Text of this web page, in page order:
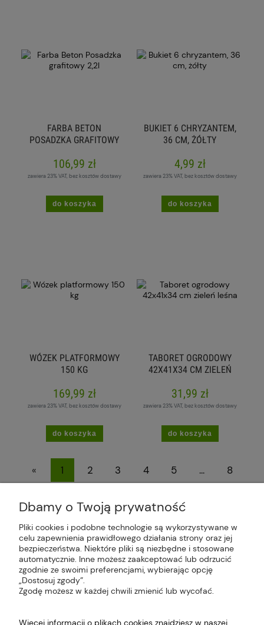
FARBA BETON
POSADZKA GRAFITOWY
106,99 zł
zawiera 23% VAT, bez kosztów dostawy
do koszyka
BUKIET 6 CHRYZANTEM,
36 CM, ŻÓŁTY
4,99 zł
zawiera 23% VAT, bez kosztów dostawy
do koszyka
WÓZEK PLATFORMOWY
150 KG
169,99 zł
zawiera 23% VAT, bez kosztów dostawy
do koszyka
TABORET OGRODOWY
42X41X34 CM ZIELEŃ
31,99 zł
zawiera 23% VAT, bez kosztów dostawy
do koszyka
« 1 2 3 4 5 ...
8
Plus Market Sp. z o.o. | Zakręcie 2K, 22-300
Krasnystaw, woj. lubelskie | sklep@plus-market.pl
| tel: 607 770 953 | NIP: 5170405164
Dbamy o Twoją prywatność
Pliki cookies i podobne technologie są wykorzystywane w
celu zapewnienia prawidłowego działania strony oraz jej
bezpieczeństwa. Niektóre pliki są niezbędne i stosowane
automatycznie. Inne możesz zaakceptować lub odrzucić
zgodnie ze swoimi preferencjami, wybierając opcję
„Dostosuj zgody”.
Zgodę możesz w każdej chwili zmienić lub wycofać.
Więcej informacji o plikach cookies znajdziesz w naszej